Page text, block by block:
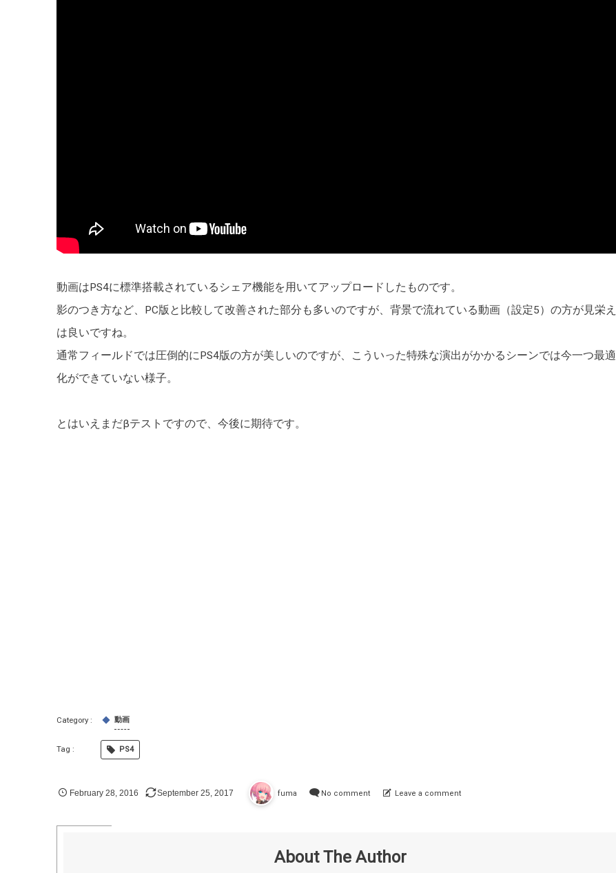
動画はPS4に標準搭載されているシェア機能を用いてアップロードしたものです。
影のつき方など、PC版と比較して改善された部分も多いのですが、背景で流れている動画（設定5）の方が見栄え
は良いですね。
通常フィールドでは圧倒的にPS4版の方が美しいのですが、こういった特殊な演出がかかるシーンでは今一つ最適
化ができていない様子。
とはいえまだβテストですので、今後に期待です。
動画
PS4
February 28 ,2016 September 25 2017 fuma No comment Leave a comment
About The Author